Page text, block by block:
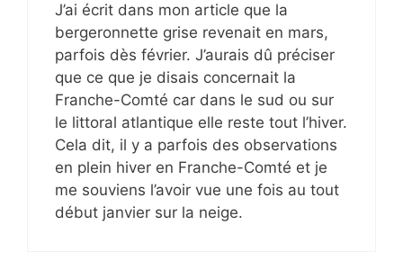
J’ai écrit dans mon article que la
bergeronnette grise revenait en mars,
parfois dès février. J’aurais dû préciser
que ce que je disais concernait la
Franche-Comté car dans le sud ou sur
le littoral atlantique elle reste tout l’hiver.
Cela dit, il y a parfois des observations
en plein hiver en Franche-Comté et je
me souviens l’avoir vue une fois au tout
début janvier sur la neige.